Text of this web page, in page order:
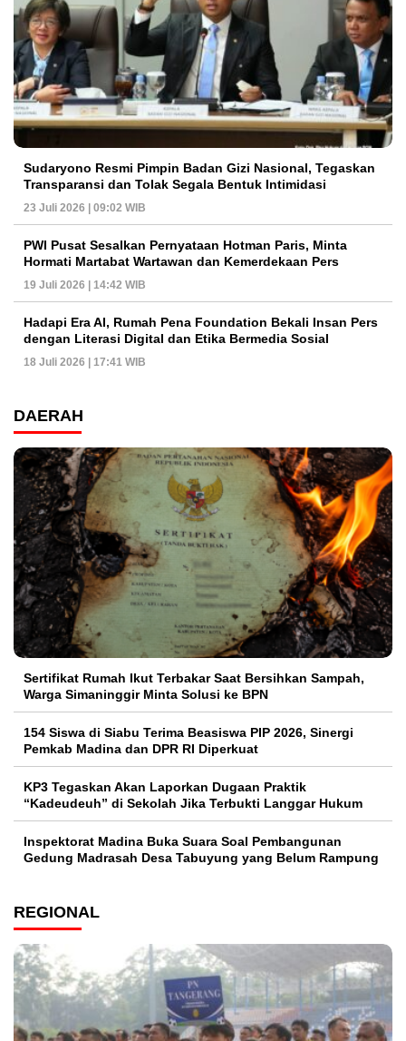
Sudaryono Resmi Pimpin Badan Gizi Nasional, Tegaskan
Transparansi dan Tolak Segala Bentuk Intimidasi
23 Juli 2026 | 09:02 WIB
PWI Pusat Sesalkan Pernyataan Hotman Paris, Minta
Hormati Martabat Wartawan dan Kemerdekaan Pers
19 Juli 2026 | 14:42 WIB
Hadapi Era AI, Rumah Pena Foundation Bekali Insan Pers
dengan Literasi Digital dan Etika Bermedia Sosial
18 Juli 2026 | 17:41 WIB
DAERAH
Sertifikat Rumah Ikut Terbakar Saat Bersihkan Sampah,
Warga Simaninggir Minta Solusi ke BPN
154 Siswa di Siabu Terima Beasiswa PIP 2026, Sinergi
Pemkab Madina dan DPR RI Diperkuat
KP3 Tegaskan Akan Laporkan Dugaan Praktik
“Kadeudeuh” di Sekolah Jika Terbukti Langgar Hukum
Inspektorat Madina Buka Suara Soal Pembangunan
Gedung Madrasah Desa Tabuyung yang Belum Rampung
REGIONAL